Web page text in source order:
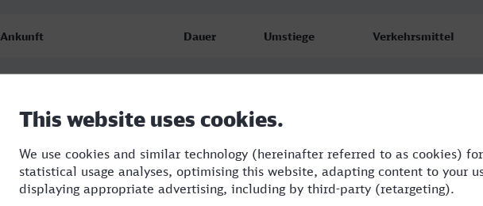
Ankunft Dauer Umstiege Verkehrsmittel
12:12
Landshut (Bay) Hbf
19.08.26
4:30 1 RE,ICE